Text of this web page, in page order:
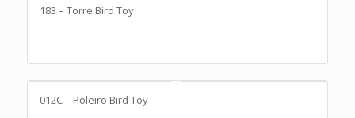
183 – Torre Bird Toy
012C – Poleiro Bird Toy